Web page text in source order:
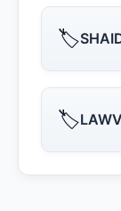
🏷️
🏷️